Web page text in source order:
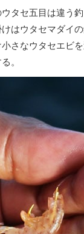
タセ五目は違う
はウタセマダイ
さなウタセエビ
。